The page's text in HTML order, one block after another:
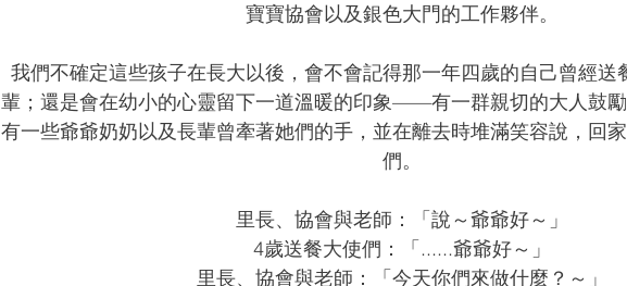
寶寶協會以及銀色大門的工作夥伴。
我們不確定這些孩子在長大以後，會不會記得那一年四歲的自己曾經送
輩；還是會在幼小的心靈留下一道溫暖的印象——有一群親切的大人鼓勵
有一些爺爺奶奶以及長輩曾牽著她們的手，並在離去時堆滿笑容說，回
們。
里長、協會與老師：「說～爺爺好～」
4歲送餐大使們：「......爺爺好～」
里長、協會與老師：「今天你們來做什麼？～」